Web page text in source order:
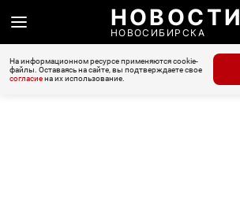
НОВОСТИ
НОВОСИБИРСКА
На информационном ресурсе применяются cookie-
файлы. Оставаясь на сайте, вы подтверждаете свое
согласиена их использование.